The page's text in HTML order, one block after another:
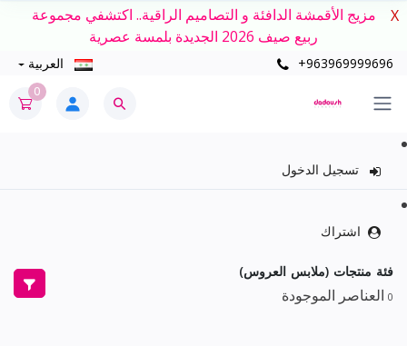
مزيج الأقمشة الدافئة و التصاميم الراقية.. اكتشفي مجموعة
ربيع صيف 2026 الجديدة بلمسة عصرية
X
+963969999696 العربية
0
تسجيل الدخول
اشتراك
فئة منتجات (ملابس العروس)
0 العناصر الموجودة